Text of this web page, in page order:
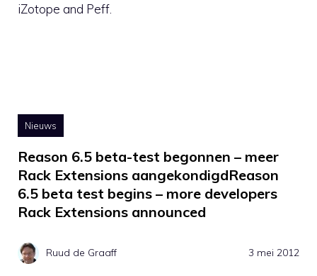
iZotope and Peff.
Nieuws
Reason 6.5 beta-test begonnen – meer
Rack Extensions aangekondigdReason
6.5 beta test begins – more developers
Rack Extensions announced
Ruud de Graaff 3 mei 2012